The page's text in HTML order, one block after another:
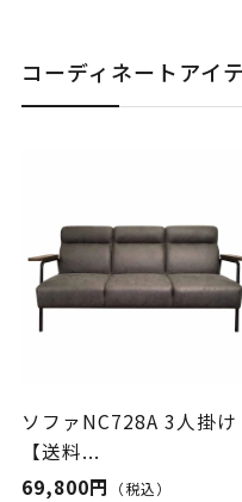
コーディネートアイ
ソファNC728A 3人掛け
【送料...
69,800円
（税込）